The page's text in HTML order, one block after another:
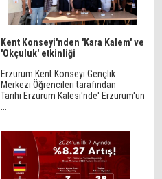
Kent Konseyi'nden 'Kara Kalem' ve
'Okçuluk' etkinliği
Erzurum Kent Konseyi Gençlik
Merkezi Öğrencileri tarafından
Tarihi Erzurum Kalesi'nde' Erzurum'un